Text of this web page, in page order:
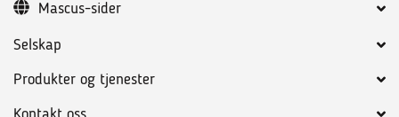
Selskap
Produkter og tjenester
Mascus-sider